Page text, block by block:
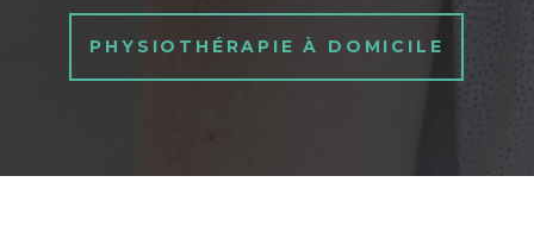
PHYSIOTHÉRAPIE À DOMICILE